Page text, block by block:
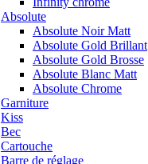
Absolute
Absolute Noir Matt
Absolute Gold Brillant
Absolute Gold Brosse
Absolute Blanc Matt
Absolute Chrome
Garniture
Kiss
Bec
Cartouche
Barre de réglage